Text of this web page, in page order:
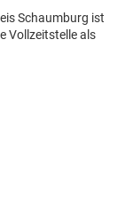
Schaumburg ist
Vollzeitstelle als